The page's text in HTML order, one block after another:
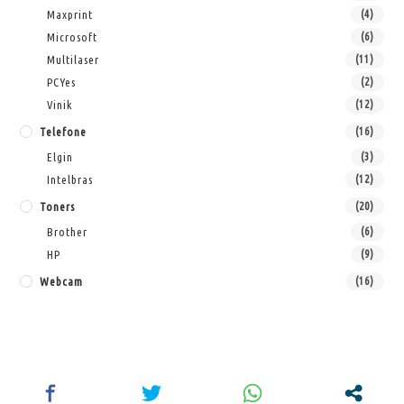
Maxprint (4)
Microsoft (6)
Multilaser (11)
PCYes (2)
Vinik (12)
Telefone (16)
Elgin (3)
Intelbras (12)
Toners (20)
Brother (6)
HP (9)
Webcam (16)